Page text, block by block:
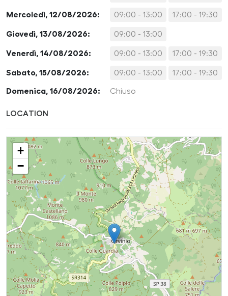
Mercoledì, 12/08/2026: 09:00 - 13:00 17:00 - 19:30
Giovedì, 13/08/2026: 09:00 - 13:00
Venerdì, 14/08/2026: 09:00 - 13:00 17:00 - 19:30
Sabato, 15/08/2026: 09:00 - 13:00 17:00 - 19:30
Domenica, 16/08/2026: Chiuso
LOCATION
+
−